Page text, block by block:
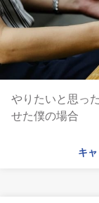
やりたいと思っ
せた僕の場合
キ